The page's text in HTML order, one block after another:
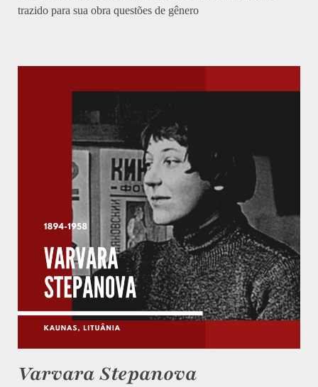
trazido para sua obra questões de gênero
Varvara Stepanova